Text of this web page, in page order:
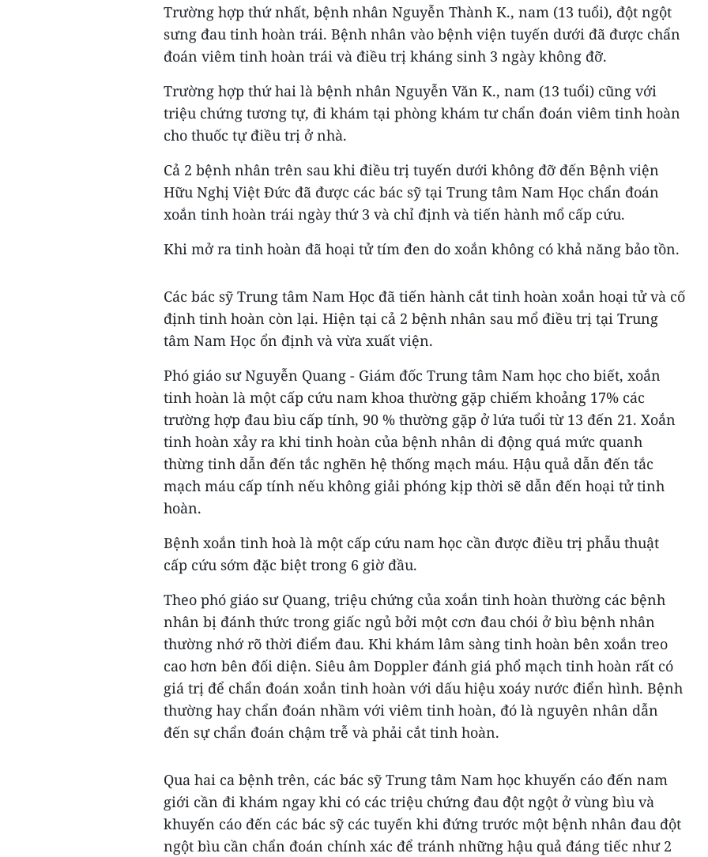
Trường hợp thứ nhất, bệnh nhân Nguyễn Thành K., nam (13 tuổi), đột ngột
sưng đau tinh hoàn trái. Bệnh nhân vào bệnh viện tuyến dưới đã được chẩn
đoán viêm tinh hoàn trái và điều trị kháng sinh 3 ngày không đỡ.
Trường hợp thứ hai là bệnh nhân Nguyễn Văn K., nam (13 tuổi) cũng với
triệu chứng tương tự, đi khám tại phòng khám tư chẩn đoán viêm tinh hoàn
cho thuốc tự điều trị ở nhà.
Cả 2 bệnh nhân trên sau khi điều trị tuyến dưới không đỡ đến Bệnh viện
Hữu Nghị Việt Đức đã được các bác sỹ tại Trung tâm Nam Học chẩn đoán
xoắn tinh hoàn trái ngày thứ 3 và chỉ định và tiến hành mổ cấp cứu.
Khi mở ra tinh hoàn đã hoại tử tím đen do xoắn không có khả năng bảo tồn.
Các bác sỹ Trung tâm Nam Học đã tiến hành cắt tinh hoàn xoắn hoại tử và cố
định tinh hoàn còn lại. Hiện tại cả 2 bệnh nhân sau mổ điều trị tại Trung
tâm Nam Học ổn định và vừa xuất viện.
Phó giáo sư Nguyễn Quang - Giám đốc Trung tâm Nam học cho biết, xoắn
tinh hoàn là một cấp cứu nam khoa thường gặp chiếm khoảng 17% các
trường hợp đau bìu cấp tính, 90 % thường gặp ở lứa tuổi từ 13 đến 21. Xoắn
tinh hoàn xảy ra khi tinh hoàn của bệnh nhân di động quá mức quanh
thừng tinh dẫn đến tắc nghẽn hệ thống mạch máu. Hậu quả dẫn đến tắc
mạch máu cấp tính nếu không giải phóng kịp thời sẽ dẫn đến hoại tử tinh
hoàn.
Bệnh xoắn tinh hoà là một cấp cứu nam học cần được điều trị phẫu thuật
cấp cứu sớm đặc biệt trong 6 giờ đầu.
Theo phó giáo sư Quang, triệu chứng của xoắn tinh hoàn thường các bệnh
nhân bị đánh thức trong giấc ngủ bởi một cơn đau chói ở bìu bệnh nhân
thường nhớ rõ thời điểm đau. Khi khám lâm sàng tinh hoàn bên xoắn treo
cao hơn bên đối diện. Siêu âm Doppler đánh giá phổ mạch tinh hoàn rất có
giá trị để chẩn đoán xoắn tinh hoàn với dấu hiệu xoáy nước điển hình. Bệnh
thường hay chẩn đoán nhầm với viêm tinh hoàn, đó là nguyên nhân dẫn
đến sự chẩn đoán chậm trễ và phải cắt tinh hoàn.
Qua hai ca bệnh trên, các bác sỹ Trung tâm Nam học khuyến cáo đến nam
giới cần đi khám ngay khi có các triệu chứng đau đột ngột ở vùng bìu và
khuyến cáo đến các bác sỹ các tuyến khi đứng trước một bệnh nhân đau đột
ngột bìu cần chẩn đoán chính xác để tránh những hậu quả đáng tiếc như 2